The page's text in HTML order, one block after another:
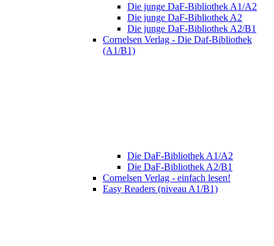
Die junge DaF-Bibliothek A1/A2
Die junge DaF-Bibliothek A2
Die junge DaF-Bibliothek A2/B1
Cornelsen Verlag - Die Daf-Bibliothek
(A1/B1)
Die DaF-Bibliothek A1/A2
Die DaF-Bibliothek A2/B1
Cornelsen Verlag - einfach lesen!
Easy Readers (niveau A1/B1)